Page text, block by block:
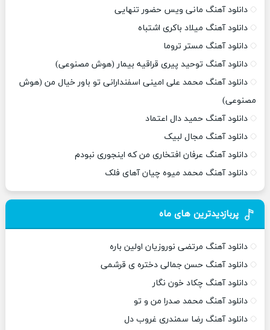
دانلود آهنگ مانی ویس حضور تنهایی
دانلود آهنگ میلاد باکری اشتباه
دانلود آهنگ مستر تروما
دانلود آهنگ توحید پیری قراقیه بیمار (هوش مصنوعی)
دانلود آهنگ محمد علی امینی اسفندارانی تو باور خیال من (هوش
مصنوعی)
دانلود آهنگ حمید دال اعتماد
دانلود آهنگ مجال لبیک
دانلود آهنگ عرفان افتخاری من که اینجوری نبودم
دانلود آهنگ محمد میوه چیان آهای فلک
پربازدیدترین های ماه
دانلود آهنگ مرتضی نوروزیان اولین باره
دانلود آهنگ حسن جمالی دختره ی قرشمی
دانلود آهنگ چکاد خون نگار
دانلود آهنگ محمد صدرا من و تو
دانلود آهنگ رضا سمندری غروب دل